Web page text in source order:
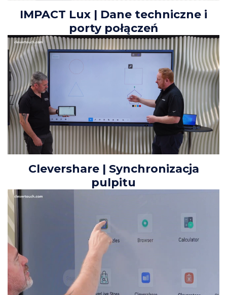
IMPACT Lux | Dane techniczne i
porty połączeń
Clevershare | Synchronizacja
pulpitu